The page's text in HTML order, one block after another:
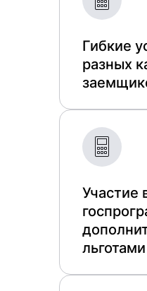
Гибкие
разных
Участие
льготами